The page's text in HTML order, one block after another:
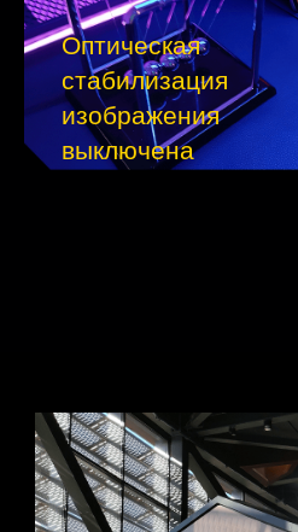
Оптическая
стабилизация
изображения
выключена